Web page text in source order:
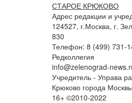
СТАРОЕ КРЮКОВО
Адрес редакции и
124527, г.Москва, г.
830
Телефон: 8 (499) 731-
Редколлегия
info@zelenograd-
Учредитель - Управа
Крюково города Москвы
16+ ©2010-2022